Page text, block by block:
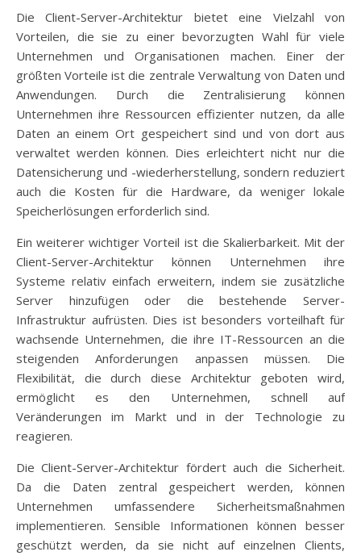
Die Client-Server-Architektur bietet eine Vielzahl von
Vorteilen, die sie zu einer bevorzugten Wahl für viele
Unternehmen und Organisationen machen. Einer der
größten Vorteile ist die zentrale Verwaltung von Daten und
Anwendungen. Durch die Zentralisierung können
Unternehmen ihre Ressourcen effizienter nutzen, da alle
Daten an einem Ort gespeichert sind und von dort aus
verwaltet werden können. Dies erleichtert nicht nur die
Datensicherung und -wiederherstellung, sondern reduziert
auch die Kosten für die Hardware, da weniger lokale
Speicherlösungen erforderlich sind.
Ein weiterer wichtiger Vorteil ist die Skalierbarkeit. Mit der
Client-Server-Architektur können Unternehmen ihre
Systeme relativ einfach erweitern, indem sie zusätzliche
Server hinzufügen oder die bestehende Server-
Infrastruktur aufrüsten. Dies ist besonders vorteilhaft für
wachsende Unternehmen, die ihre IT-Ressourcen an die
steigenden Anforderungen anpassen müssen. Die
Flexibilität, die durch diese Architektur geboten wird,
ermöglicht es den Unternehmen, schnell auf
Veränderungen im Markt und in der Technologie zu
reagieren.
Die Client-Server-Architektur fördert auch die Sicherheit.
Da die Daten zentral gespeichert werden, können
Unternehmen umfassendere Sicherheitsmaßnahmen
implementieren. Sensible Informationen können besser
geschützt werden, da sie nicht auf einzelnen Clients,